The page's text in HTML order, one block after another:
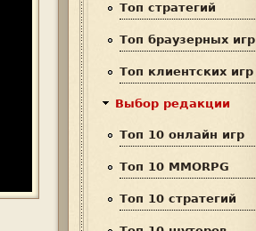
Топ стратегий
Топ браузерных игр
Топ клиентских игр
Выбор редакции
Топ 10 онлайн игр
Топ 10 MMORPG
Топ 10 стратегий